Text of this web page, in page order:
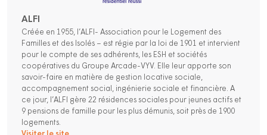
ALFI
Créée en 1955, l’ALFI- Association pour le Logement des
Familles et des Isolés – est régie par la loi de 1901 et intervient
pour le compte de ses adhérents, les ESH et sociétés
coopératives du Groupe Arcade-VYV. Elle leur apporte son
savoir-faire en matière de gestion locative sociale,
accompagnement social, ingénierie sociale et financière. A
ce jour, l’ALFI gère 22 résidences sociales pour jeunes actifs et
9 pensions de famille pour les plus démunis, soit près de 1900
logements.